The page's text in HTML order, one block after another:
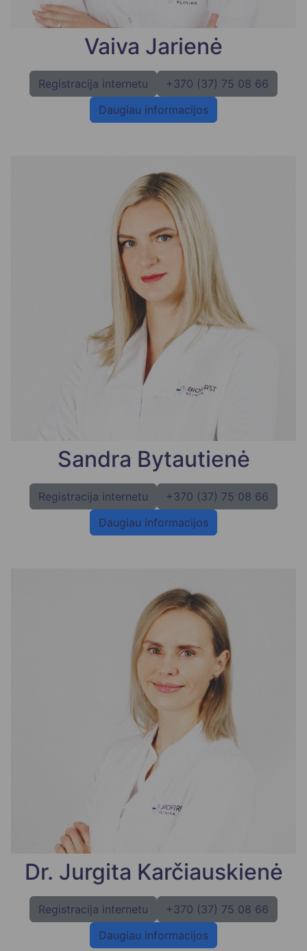
Vaiva Jarienė
Registracija internetu
+370 (37) 75 08 66
Daugiau informacijos
Sandra Bytautienė
Registracija internetu
+370 (37) 75 08 66
Daugiau informacijos
Dr. Jurgita Karčiauskienė
Registracija internetu
+370 (37) 75 08 66
Daugiau informacijos